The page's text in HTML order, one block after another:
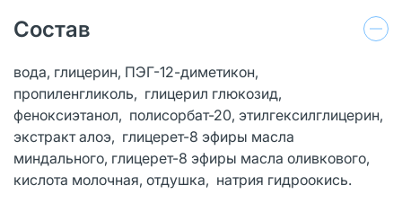
Состав
вода, глицерин, ПЭГ-12-диметикон,
пропиленгликоль, глицерил глюкозид,
феноксиэтанол, полисорбат-20, этилгексилглицерин,
экстракт алоэ, глицерет-8 эфиры масла
миндального, глицерет-8 эфиры масла оливкового,
кислота молочная, отдушка, натрия гидроокись.